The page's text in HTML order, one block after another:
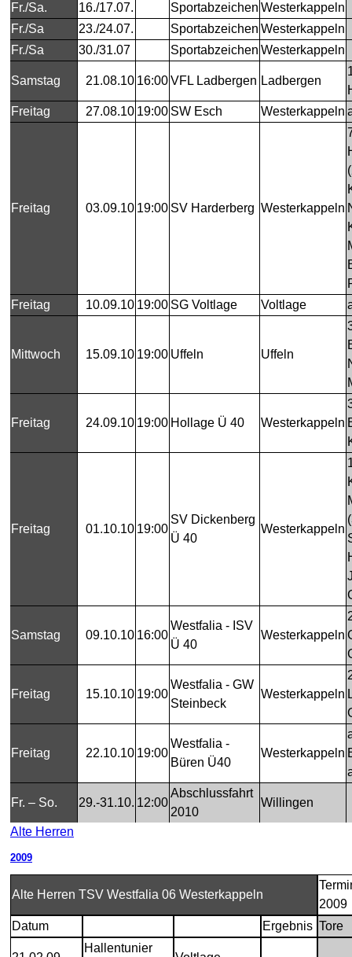
Fr./Sa.
16./17.07. Sportabzeichen Westerkappeln
Fr./Sa
23./24.07. Sportabzeichen Westerkappeln
Fr./Sa
30./31.07 Sportabzeichen Westerkappeln
Samstag 21.08.10 16:00VFL Ladbergen Ladbergen
Freitag
27.08.10 19:00 SW Esch Westerkappeln
Freitag 03.09.10 19:00 SV Harderberg Westerkappeln
Freitag
10.09.10 19:00 SG Voltlage Voltlage
Mittwoch 15.09.10 19:00 Uffeln Uffeln
Freitag 24.09.10 19:00 Hollage Ü 40 Westerkappeln
Freitag 01.10.10 19:00
SV Dickenberg
Ü 40
Westerkappeln
Samstag 09.10.10 16:00
Westfalia - ISV
Ü 40
Westerkappeln
Freitag 15.10.10 19:00
Westfalia - GW
Steinbeck
Westerkappeln
Freitag 22.10.10 19:00
Westfalia -
Büren Ü40
Westerkappeln
Fr. – So. 29.-31.10. 12:00
Abschlussfahrt
2010
Willingen
Alte Herren
2009
Alte Herren TSV Westfalia 06 Westerkappeln
2009
Datum
Ergebnis Tore
Hallentunier